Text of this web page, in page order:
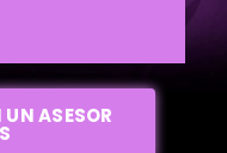
ASESOR